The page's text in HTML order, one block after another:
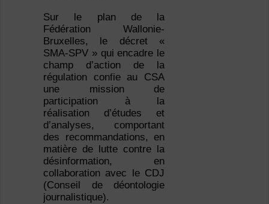
Sur le plan de la
Fédération Wallonie-
Bruxelles, le décret «
SMA-SPV » qui encadre le
champ d’action de la
régulation confie au CSA
une mission de
participation à la
réalisation d’études et
d’analyses, comportant
des recommandations, en
matière de lutte contre la
désinformation, en
collaboration avec le CDJ
(Conseil de déontologie
journalistique).